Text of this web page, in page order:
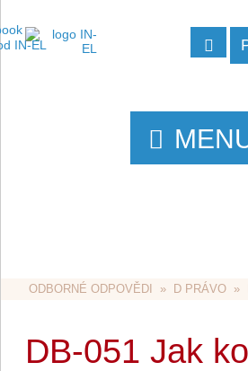
ODBORNÉ ODPOVĚDI
  »
D PRÁVO
  »
DB-051 Jak